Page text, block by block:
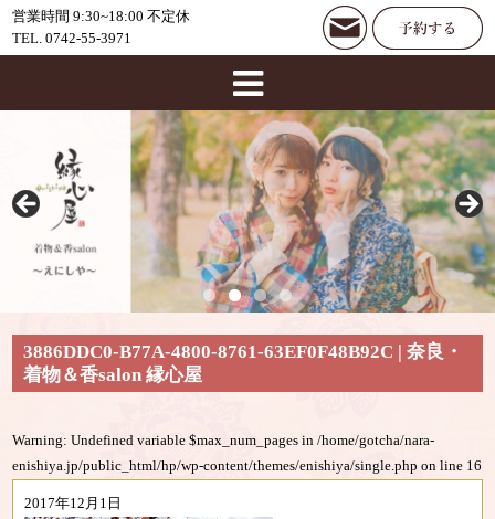
営業時間 9:30~18:00 不定休
TEL. 0742-55-3971
3886DDC0-B77A-4800-8761-63EF0F48B92C | 奈良・
着物＆香salon 縁心屋
Warning: Undefined variable $max_num_pages in/home/gotcha/nara-
enishiya.jp/public_html/hp/wp-content/themes/enishiya/single.php on line 16
2017年12月1日